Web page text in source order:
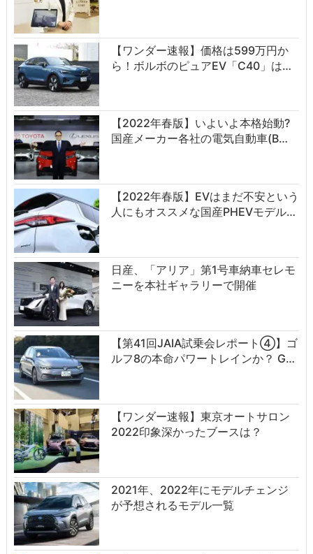
【ワンダー速報】価格は599万円か
ら！ボルボのピュアEV「C40」は…
【2022年春版】いよいよ本格始動?
国産メーカー各社の電気自動車(B…
【2022年春版】EVはまだ不安という
人にもオススメな国産PHEVモデル…
日産、「アリア」第1号車納車セレモ
ニーを本社ギャラリーで開催
【第41回JAIA試乗会レポート④】ゴ
ルフ8の本命パワートレインか？ G…
【ワンダー速報】東京オートサロン
2022印象深かったブースは？
2021年、2022年にモデルチェンジ
が予想されるモデル一覧